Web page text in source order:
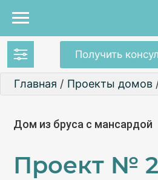
Получить
Главная / Проекты домов
Дом из бруса с мансардой
Проект №